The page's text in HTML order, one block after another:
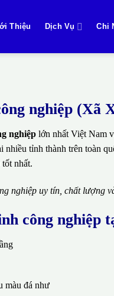
Thiệu Dịch Vụ Chi
nghiệp
nghiệp lớn nhất Việt Nam
tỉnh thành trên toàn
nhất.
nghiệp uy tín, chất lượng
công nghiệp
màu đá như